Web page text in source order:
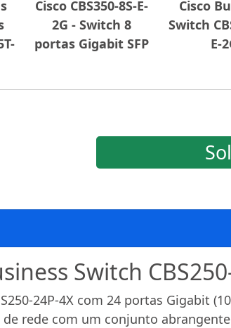
Cisco CBS350-8S-E-
2G - Switch 8
portas Gigabit SFP
Cisco
Switch
E-
Switch
24P-4X com 24 portas Gigabit
rede com um conjunto